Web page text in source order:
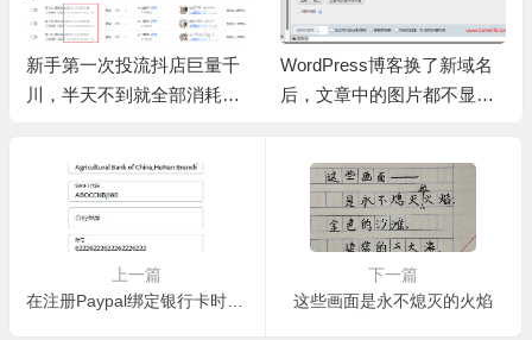
新手第一次投流抖店巨量千
川，半天不到就全部消耗完
WordPress博客换了新域名
后，文章中的图片都不显示
上一篇
在注册Paypal绑定银行卡时，分行地址应该怎么填写。
下一篇
这些画面是永不熄灭的火焰